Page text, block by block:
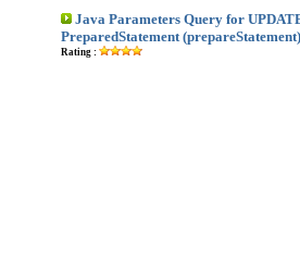
Java Parameters Query for
PreparedStatement (prepareStatement)
Rating :